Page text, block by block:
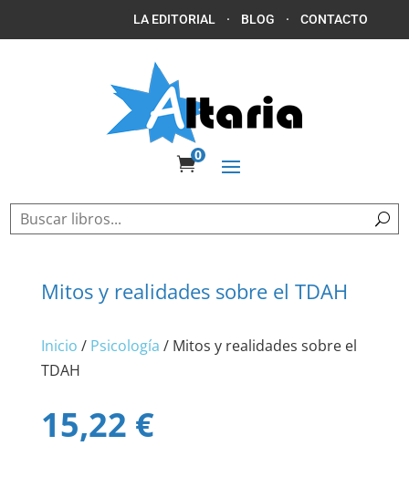
LA EDITORIAL · BLOG ·CONTACTO
0
Mitos y realidades sobre el TDAH
Inicio / Psicología / Mitos y realidades sobre el
TDAH
15,22 €